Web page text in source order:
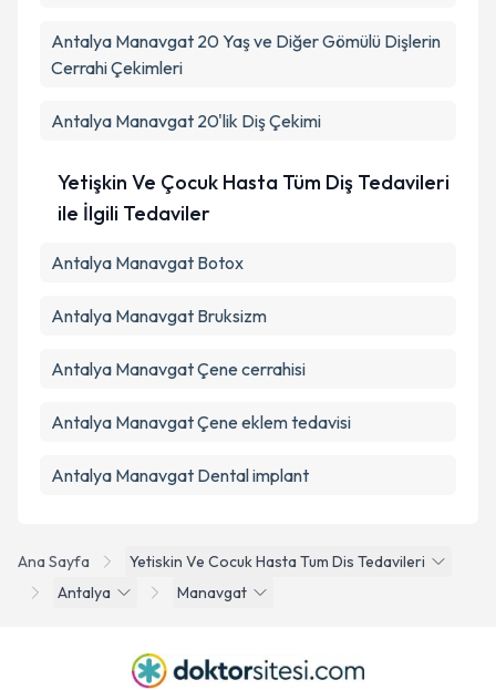
Ana Sayfa
Yetiskin Ve Cocuk Hasta Tum Dis Tedavileri
Antalya
Manavgat
Antalya Manavgat 20 Yaş ve Diğer Gömülü Dişlerin
Cerrahi Çekimleri
Antalya Manavgat 20'lik Diş Çekimi
Yetişkin Ve Çocuk Hasta Tüm Diş Tedavileri
ile İlgili Tedaviler
Antalya Manavgat Botox
Antalya Manavgat Bruksizm
Antalya Manavgat Çene cerrahisi
Antalya Manavgat Çene eklem tedavisi
Antalya Manavgat Dental implant